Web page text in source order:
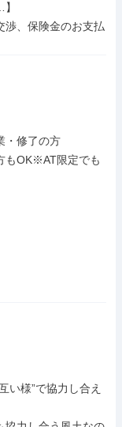
渉、保険金のお支払
・修了の方
もOK※AT限定でも
い様”で協力し合え